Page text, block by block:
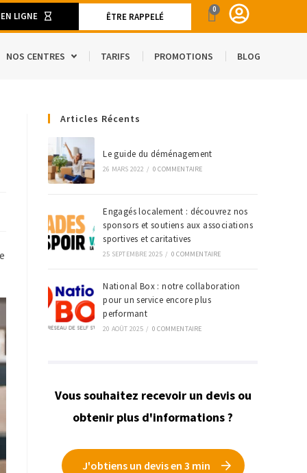
LIGNE ÊTRE RAPPELÉ
0
ET MATÉRIELS DE DÉMÉNAGEMENT
NOS CENTRES TARIFS PROMOTIONS BLOG
Articles Récents
Le guide du déménagement
26 MARS 2022 / 0 COMMENTAIRE
Engagés localement : découvrez nos
sponsors et soutiens aux associations
sportives et caritatives
25 SEPTEMBRE 2025 / 0 COMMENTAIRE
National Box : notre collaboration
pour un service encore plus
performant
20 AOÛT 2025 / 0 COMMENTAIRE
Vous souhaitez recevoir un devis ou
obtenir plus d'informations ?
J'obtiens un devis en 3 min